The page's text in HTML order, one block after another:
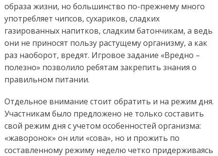
образа жизни, но большинство по-прежнему много
употребляет чипсов, сухариков, сладких
газированных напитков, сладким батончикам, а ведь
они не приносят пользу растущему организму, а как
раз наоборот, вредят. Игровое задание «Вредно –
полезно» позволило ребятам закрепить знания о
правильном питании.
Отдельное внимание стоит обратить и на режим дня.
Участникам было предложено не только составить
свой режим дня с учетом особенностей организма:
«жаворонок» он или «сова», но и прожить по
составленному режиму неделю четко придерживаясь